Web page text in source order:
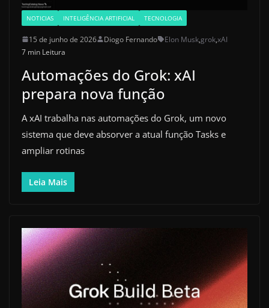
NOTICIAS INTELIGÊNCIA ARTIFICIAL TECNOLOGIA
15 de junho de 2026 Diogo Fernando Elon Musk,grok,xAI
7 min Leitura
Automações do Grok: xAI
prepara nova função
A xAI trabalha nas automações do Grok, um novo
sistema que deve absorver a atual função Tasks e
ampliar rotinas
Leia Mais